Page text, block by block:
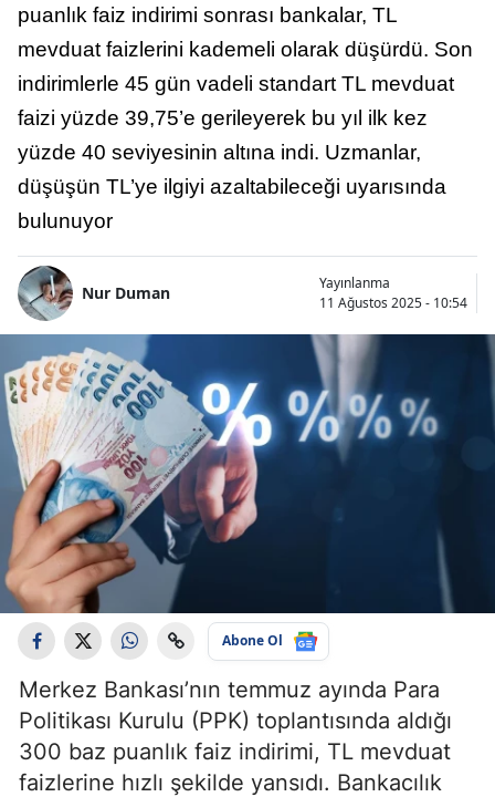
puanlık faiz indirimi sonrası bankalar, TL
mevduat faizlerini kademeli olarak düşürdü. Son
indirimlerle 45 gün vadeli standart TL mevduat
faizi yüzde 39,75’e gerileyerek bu yıl ilk kez
yüzde 40 seviyesinin altına indi. Uzmanlar,
düşüşün TL’ye ilgiyi azaltabileceği uyarısında
bulunuyor
Nur Duman
Yayınlanma
11 Ağustos 2025 - 10:54
Abone Ol
Merkez Bankası’nın temmuz ayında Para
Politikası Kurulu (PPK) toplantısında aldığı
300 baz puanlık faiz indirimi, TL mevduat
faizlerine hızlı şekilde yansıdı. Bankacılık